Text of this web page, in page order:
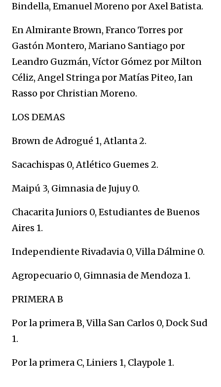
Bindella, Emanuel Moreno por Axel Batista.
En Almirante Brown, Franco Torres por
Gastón Montero, Mariano Santiago por
Leandro Guzmán, Víctor Gómez por Milton
Céliz, Angel Stringa por Matías Piteo, Ian
Rasso por Christian Moreno.
LOS DEMAS
Brown de Adrogué 1, Atlanta 2.
Sacachispas 0, Atlético Guemes 2.
Maipú 3, Gimnasia de Jujuy 0.
Chacarita Juniors 0, Estudiantes de Buenos
Aires 1.
Independiente Rivadavia 0, Villa Dálmine 0.
Agropecuario 0, Gimnasia de Mendoza 1.
PRIMERA B
Por la primera B, Villa San Carlos 0, Dock Sud
1.
Por la primera C, Liniers 1, Claypole 1.